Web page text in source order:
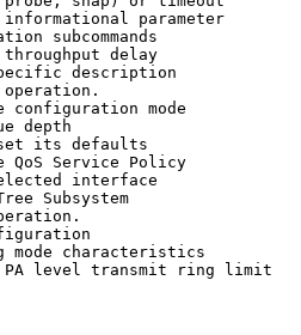
informational parameter
subcommands
delay
description
mode
depth
set its defaults
Service Policy
interface
Subsystem
mode characteristics
level transmit ring limit